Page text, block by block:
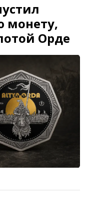
монету,
Орде